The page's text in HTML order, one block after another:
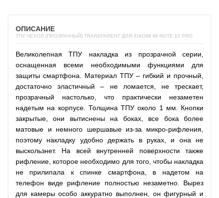
ОПИСАНИЕ
ТПУ ЧЕХОЛ (ПРОЗРАЧНЫЙ) TRANSPARENT ДЛЯ XIAOMI MI NOTE 10 PRO
Великолепная ТПУ накладка из прозрачной серии,
оснащенная всеми необходимыми функциями для
защиты смартфона. Материал ТПУ – гибкий и прочный,
достаточно эластичный – не ломается, не трескает,
прозрачный настолько, что практически незаметен
надетым на корпусе. Толщина ТПУ около 1 мм. Кнопки
закрытые, они вытиснены на боках, все бока более
матовые и немного шершавые из-за микро-рифления,
поэтому накладку удобно держать в руках, и она не
выскользнет. На всей внутренней поверхности также
рифление, которое необходимо для того, чтобы накладка
не прилипала к спинке смартфона, в надетом на
телефон виде рифление полностью незаметно. Вырез
для камеры особо аккуратно выполнен, он фигурный и